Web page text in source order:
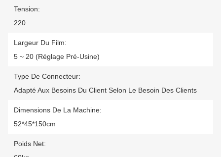
Tension:
220
Largeur Du Film:
5 ~ 20 (réglage Pré-Usine)
Type De Connecteur:
Adapté Aux Besoins Du Client Selon Le Besoin Des Clients
Dimensions De La Machine:
52*45*150cm
Poids Net: